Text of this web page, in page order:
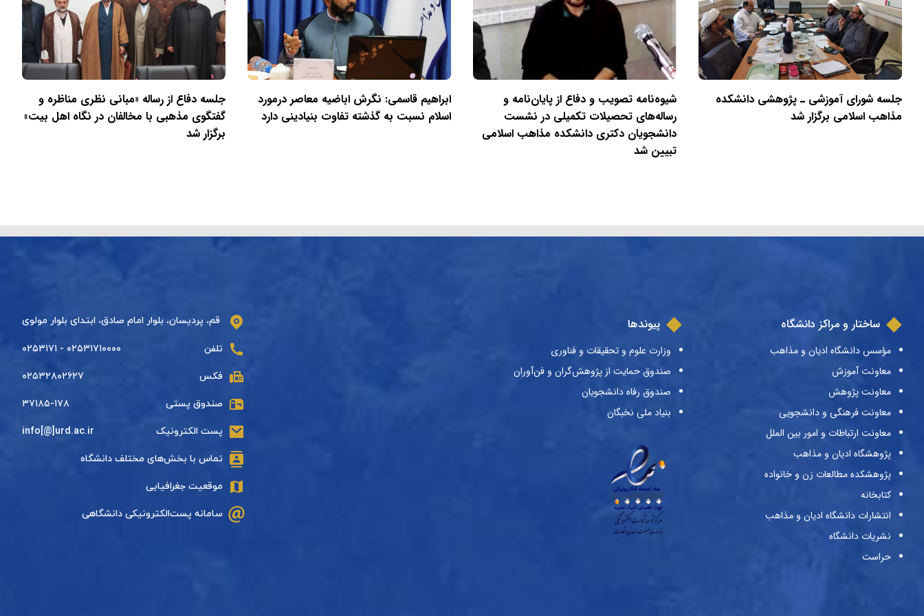
جلسه شورای آموزشی ـ پژوهشی دانشکده
مذاهب اسلامی برگزار شد
شیوه‌نامه تصویب و دفاع از پایان‌نامه و
رساله‌های تحصیلات تکمیلی در نشست
دانشجویان دکتری دانشکده مذاهب اسلامی
تبیین شد
ابراهیم قاسمی: نگرش اباضیه معاصر درمورد
اسلام نسبت به گذشته تفاوت بنیادینی دارد
جلسه دفاع از رساله «مبانی نظری مناظره و
گفتگوی مذهبی با مخالفان در نگاه اهل بیت»
برگزار شد
ساختار و مراکز دانشگاه
مؤسس دانشگاه ادیان و مذاهب
معاونت آموزش
معاونت پژوهش
معاونت فرهنگی و دانشجویی
معاونت ارتباطات و امور بین الملل
پژوهشگاه ادیان و مذاهب
پژوهشکده مطالعات زن و خانواده
کتابخانه
انتشارات دانشگاه ادیان و مذاهب
نشریات دانشگاه
حراست
پیوندها
وزارت علوم و تحقیقات و فناوری
صندوق حمایت از پژوهش‌گران و فن‌آوران
صندوق رفاه دانشجویان
بنیاد ملی نخبگان
قم، پردیسان، بلوار امام صادق، ابتدای بلوار مولوی
تلفن ۰۲۵۳۱۷۱۰۰۰۰ - ۰۲۵۳۱۷۱
فکس ۰۲۵۳۲۸۰۲۶۲۷
صندوق پستی ۳۷۱۸۵-۱۷۸
پست الکترونیک info[@]urd.ac.ir
تماس با بخش‌های مختلف دانشگاه
موقعیت جغرافیایی
سامانه پست‌الکترونیکی دانشگاهی